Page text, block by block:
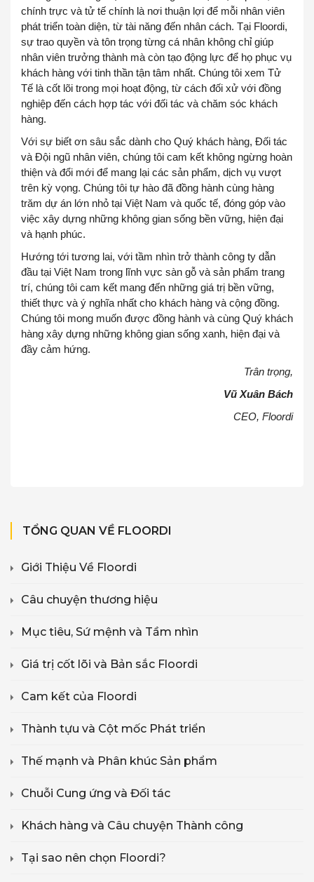
chính trực và tử tế chính là nơi thuận lợi để mỗi nhân viên
phát triển toàn diện, từ tài năng đến nhân cách. Tại Floordi,
sự trao quyền và tôn trọng từng cá nhân không chỉ giúp
nhân viên trưởng thành mà còn tạo động lực để họ phục vụ
khách hàng với tinh thần tận tâm nhất. Chúng tôi xem Tử
Tế là cốt lõi trong mọi hoạt động, từ cách đối xử với đồng
nghiệp đến cách hợp tác với đối tác và chăm sóc khách
hàng.
Với sự biết ơn sâu sắc dành cho Quý khách hàng, Đối tác
và Đội ngũ nhân viên, chúng tôi cam kết không ngừng hoàn
thiện và đổi mới để mang lại các sản phẩm, dịch vụ vượt
trên kỳ vọng. Chúng tôi tự hào đã đồng hành cùng hàng
trăm dự án lớn nhỏ tại Việt Nam và quốc tế, đóng góp vào
việc xây dựng những không gian sống bền vững, hiện đại
và hạnh phúc.
Hướng tới tương lai, với tầm nhìn trở thành công ty dẫn
đầu tại Việt Nam trong lĩnh vực sàn gỗ và sản phẩm trang
trí, chúng tôi cam kết mang đến những giá trị bền vững,
thiết thực và ý nghĩa nhất cho khách hàng và cộng đồng.
Chúng tôi mong muốn được đồng hành và cùng Quý khách
hàng xây dựng những không gian sống xanh, hiện đại và
đầy cảm hứng.
Trân trọng,
Vũ Xuân Bách
CEO, Floordi
TỔNG QUAN VỀ FLOORDI
Giới Thiệu Về Floordi
Câu chuyện thương hiệu
Mục tiêu, Sứ mệnh và Tầm nhìn
Giá trị cốt lõi và Bản sắc Floordi
Cam kết của Floordi
Thành tựu và Cột mốc Phát triển
Thế mạnh và Phân khúc Sản phẩm
Chuỗi Cung ứng và Đối tác
Khách hàng và Câu chuyện Thành công
Tại sao nên chọn Floordi?